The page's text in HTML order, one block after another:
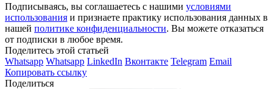
Подписываясь, вы соглашаетесь с нашими условиями
использования и признаете практику использования данных в
нашей политике конфиденциальности. Вы можете отказаться
от подписки в любое время.
Поделитесь этой статьей
Whatsapp Whatsapp LinkedIn Вконтакте Telegram Email
Копировать ссылку
Поделиться